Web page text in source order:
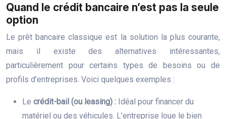
Quand le crédit bancaire n’est pas la seule
option
Le prêt bancaire classique est la solution la plus courante,
mais il existe des alternatives intéressantes,
particulièrement pour certains types de besoins ou de
profils d’entreprises. Voici quelques exemples :
Le crédit-bail (ou leasing) : Idéal pour financer du
matériel ou des véhicules. L’entreprise loue le bien